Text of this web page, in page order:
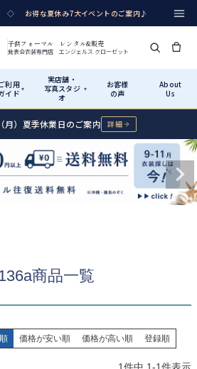
◇ お得な夏休み7大イベントのご案内♪
子供フォーマル レンタル&販売
発表会衣装専門店 エンジェルス クローゼット
利用
イド ▾
実店舗・
写真スタジ
オ
▾
お客様
の声
About
Us
アイテムから探す
サイズで選ぶ →
シューズ
シーンから探す
サイズで絞り込む→
Wedding
ご利用ガイド
て
実店舗・写真スタジオ
）夏季休業日のご案内 詳細
商品一覧
価格が安い順 価格が高い順 登録順
1件中 1-1件表示